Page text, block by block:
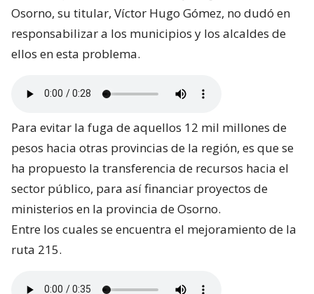
Osorno, su titular, Víctor Hugo Gómez, no dudó en
responsabilizar a los municipios y los alcaldes de
ellos en esta problema.
Para evitar la fuga de aquellos 12 mil millones de
pesos hacia otras provincias de la región, es que se
ha propuesto la transferencia de recursos hacia el
sector público, para así financiar proyectos de
ministerios en la provincia de Osorno.
Entre los cuales se encuentra el mejoramiento de la
ruta 215.